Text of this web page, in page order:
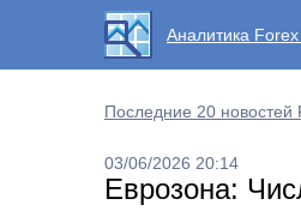
Аналитика
Последние 20 новостей
03/06/2026 20:14
Еврозона: